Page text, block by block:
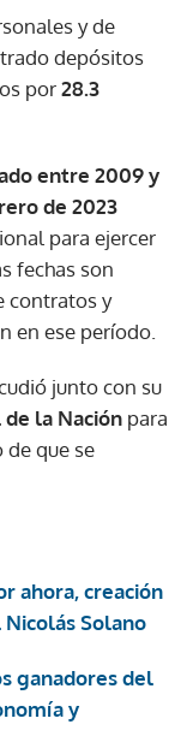
y de
depósitos
por28.3
entre 2009 y
de 2023
para ejercer
fechas son
contratos y
en ese período.
junto con su
la Nación para
de que se
ahora, creación
Solano
ganadores del
y